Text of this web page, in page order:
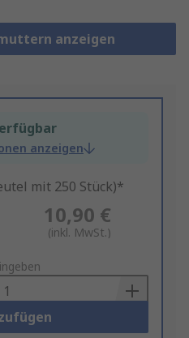
anzeigen
anzeigen
mit 250 Stück)*
10,90 €
(inkl. MwSt.)